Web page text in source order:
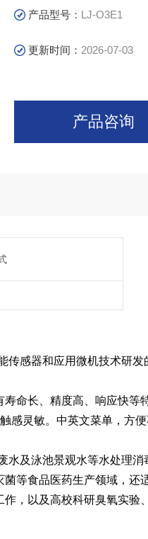
产品型号： LJ-O3E1
更新时间： 2026-07-03
产品咨询
传感器和应用微机技术研
命长、精度高、响应快等
感灵敏。中英文菜单，方便
水及泳池景观水等水处理
等食品医药生产领域，
，以及高校科研臭氧实验